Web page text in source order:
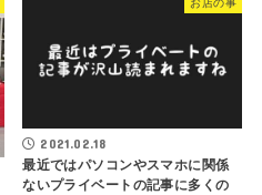
お店の事
2021.02.18
最近ではパソコンやスマホに関係
ないプライベートの記事に多くの